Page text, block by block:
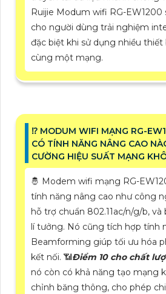
Ruijie Modum wifi RG-EW1200
cho người dùng trải nghiệm
đặc biệt khi sử dụng nhiều
cùng một mạng.
⁉️ MODUM WIFI MẠNG RG-
CÓ TÍNH NĂNG NÂNG CAO
CƯỜNG HIỆU SUẤT MẠNG
🤴 Modem wifi mạng RG-
tính năng nâng cao như công
hỗ trợ chuẩn 802.11ac/n/g/b,
lí tưởng. Nó cũng tích hợp tính
Beamforming giúp tối ưu hóa
kết nối. 📶Điểm 10 cho chất
nó còn có khả năng tạo mạng
chỉnh băng thông, cho phép